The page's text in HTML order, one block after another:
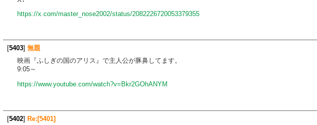
https://x.com/master_nose2002/status/2082226720053379355
[5403] 無題
映画『ふしぎの国のアリス』で主人公が豚鼻してます。
9:05～
https://www.youtube.com/watch?v=Bkr2GOhANYM
[5402] Re:[5401]